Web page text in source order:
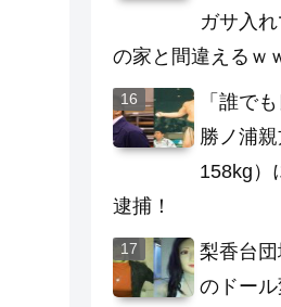
ガサ入
の家と間違えるｗ
「誰で
勝ノ浦
158kg）
逮捕！
梨香台
のドー